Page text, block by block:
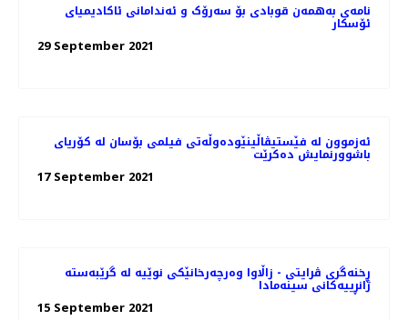
نامه‌ی به‌همه‌ن قوبادی بۆ سه‌رۆک و ئه‌ندامانی ئاکادیمیای
ئۆسکار
29 September 2021
ئەزموون لە فێستیڤاڵینێوده‌وڵه‌تی فیلمی بۆسان له کۆریای
باشوورنمایش ده‌کرێت
17 September 2021
ڕخنەگری ڤرایتی - زاڵاوا وەرچەرخانێکی نوێیە لە گرێبەستە
ژانڕییەکانی سینەمادا
15 September 2021